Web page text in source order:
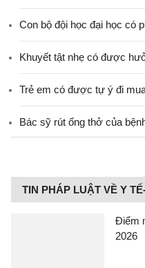
Con bộ đội học đại học có
Khuyết tật nhẹ có được
Trẻ em có được tự ý đi
Bác sỹ rút ống thở của
TIN PHÁP LUẬT VỀ Y
Điểm
2026